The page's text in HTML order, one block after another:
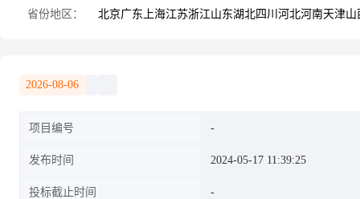
省份地区： 北京广东 上海江苏浙江山东湖北四川 河北河南天津山
2026-08-06
项目编号
发布时间 2024-05-17 11:39:25
投标截止时间